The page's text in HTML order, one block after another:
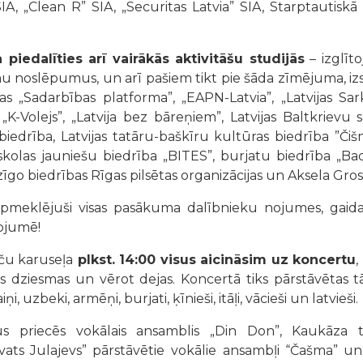
„Clean R” SIA, „Securitas Latvia” SIA,
piedalīties arī vairākās aktivitāšu studijās–
noslēpumus, un arī pašiem tikt pie šāda zīmējuma,
„Sadarbības platforma”, „EAPN-Latvia”, „Latvijas
„K-Volejs”, „Latvija bez bāreņiem”, Latvijas
Latvijas tatāru-baškīru kultūras biedrība
jauniešu biedrība „BITES”, burjatu biedrība
biedrības Rīgas pilsētas organizācijas un Aksela
visas pasākuma dalībnieku nojumes,
karuseļa plkst. 14:00 visus aicināsim uz koncertu,
dziesmas un vērot dejas. Koncertā tiks pārstāvētas
uzbeki, armēņi, burjati, ķīnieši, itāļi, vācieši un latvieši.
priecēs vokālais ansamblis „Din Don”, Kaukāza
Julajevs” pārstāvētie vokālie ansambļi “Čašma”